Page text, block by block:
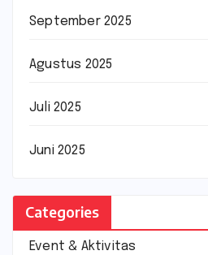
September 2025
Agustus 2025
Juli 2025
Juni 2025
Categories
Event & Aktivitas